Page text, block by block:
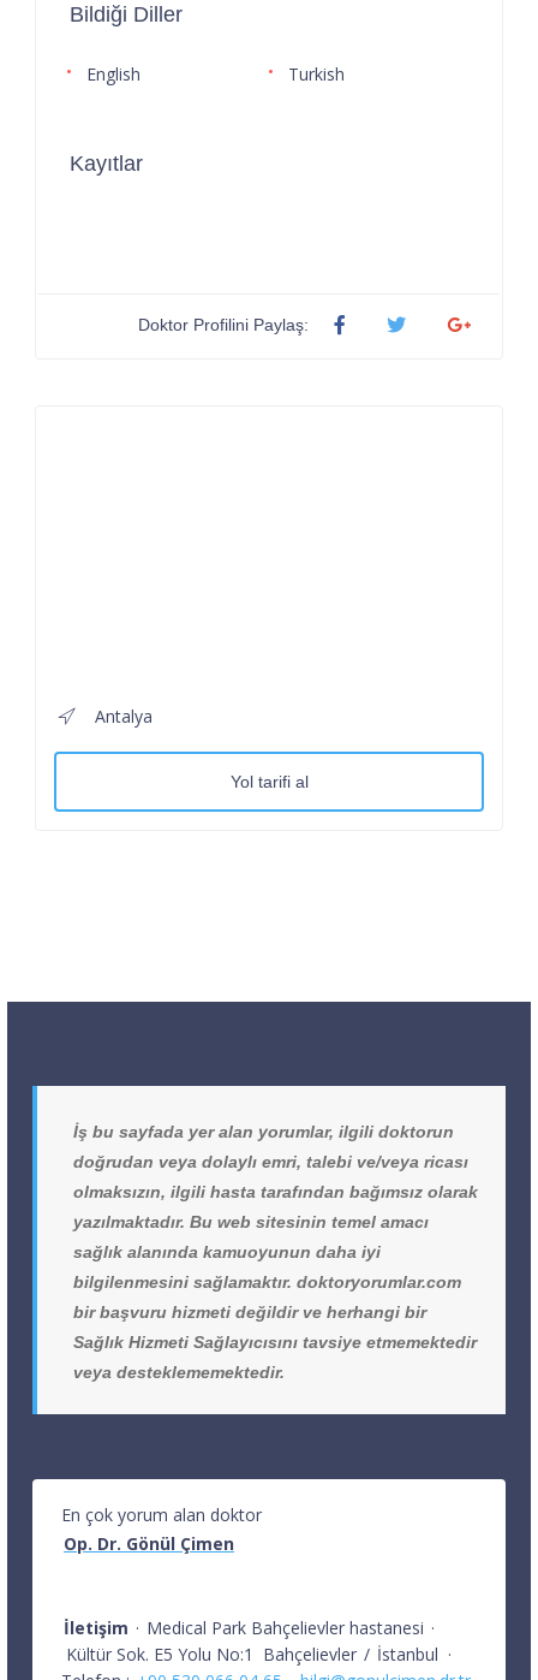
Bildiği Diller
English Turkish
Kayıtlar
Doktor Profilini Paylaş:
Antalya
Yol tarifi al
İş bu sayfada yer alan yorumlar, ilgili doktorun
doğrudan veya dolaylı emri, talebi ve/veya ricası
olmaksızın, ilgili hasta tarafından bağımsız olarak
yazılmaktadır. Bu web sitesinin temel amacı
sağlık alanında kamuoyunun daha iyi
bilgilenmesini sağlamaktır. doktoryorumlar.com
bir başvuru hizmeti değildir ve herhangi bir
Sağlık Hizmeti Sağlayıcısını tavsiye etmemektedir
veya desteklememektedir.
En çok yorum alan doktor
Op. Dr. Gönül Çimen
İletişim · Medical Park Bahçelievler hastanesi ·
Kültür Sok. E5 Yolu No:1
Bahçelievler / İstanbul ·